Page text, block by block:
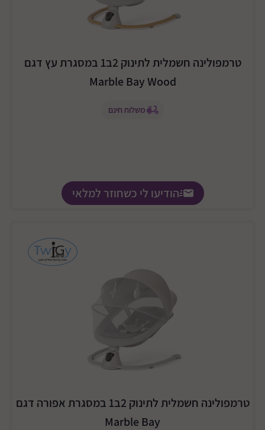
טרמפולינה חשמלית לתינוק 2ב1 במסגרת עץ דגם
Marble Bay Wood
משלוח חינם
הודיעו לי כשחוזר למלאי
טרמפולינה חשמלית לתינוק 2ב1 במסגרת אפורה דגם
Marble Bay